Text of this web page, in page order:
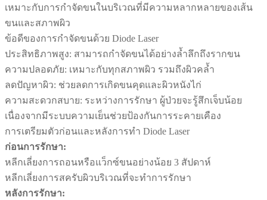
เหมาะกับการกำจัดขนในบริเวณที่มีความหลากหลายของเส้น
ขนและสภาพผิว
ข้อดีของการกำจัดขนด้วย Diode Laser
ประสิทธิภาพสูง: สามารถกำจัดขนได้อย่างล้ำลึกถึงรากขน
ความปลอดภัย: เหมาะกับทุกสภาพผิว รวมถึงผิวคล้ำ
ลดปัญหาผิว: ช่วยลดการเกิดขนคุดและผิวหนังไก่
ความสะดวกสบาย: ระหว่างการรักษา ผู้ป่วยจะรู้สึกเจ็บน้อย
เนื่องจากมีระบบความเย็นช่วยป้องกันการระคายเคือง
การเตรียมตัวก่อนและหลังการทำ Diode Laser
ก่อนการรักษา:
หลีกเลี่ยงการถอนหรือแว็กซ์ขนอย่างน้อย 3 สัปดาห์
หลีกเลี่ยงการสครับผิวบริเวณที่จะทำการรักษา
หลังการรักษา: